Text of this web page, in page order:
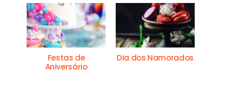
Festas de
Aniversário
Dia dos Namorados